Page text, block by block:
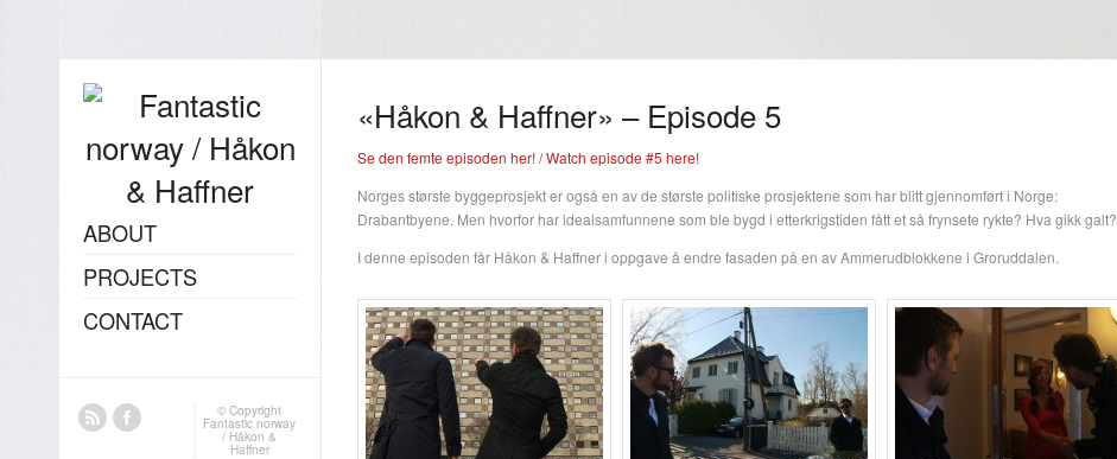
«Håkon & Haffner» – Episode 5
Se den femte episoden her! / Watch episode #5 here!
Norges største byggeprosjekt er også en av de største politiske prosjektene som har blitt gjennomført i Norge:
Drabantbyene. Men hvorfor har idealsamfunnene som ble bygd i etterkrigstiden fått et så frynsete rykte? Hva gikk galt?
I denne episoden får Håkon & Haffner i oppgave å endre fasaden på en av Ammerudblokkene i Groruddalen.
ABOUT
PROJECTS
CONTACT
© Copyright
Fantastic norway
/ Håkon &
Haffner